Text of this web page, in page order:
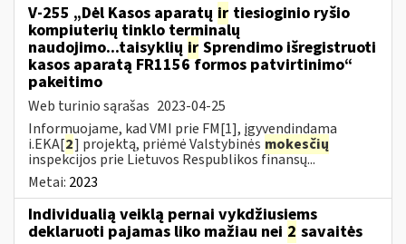
V-255 „Dėl Kasos aparatų ir tiesioginio ryšio
kompiuterių tinklo terminalų
naudojimo...taisyklių ir Sprendimo išregistruoti
kasos aparatą FR1156 formos patvirtinimo“
pakeitimo
Web turinio sąrašas 2023-04-25
Informuojame, kad VMI prie FM[1], įgyvendindama
i.EKA[2] projektą, priėmė Valstybinės mokesčių
inspekcijos prie Lietuvos Respublikos finansų...
Metai: 2023
Individualią veiklą pernai vykdžiusiems
deklaruoti pajamas liko mažiau nei 2 savaitės